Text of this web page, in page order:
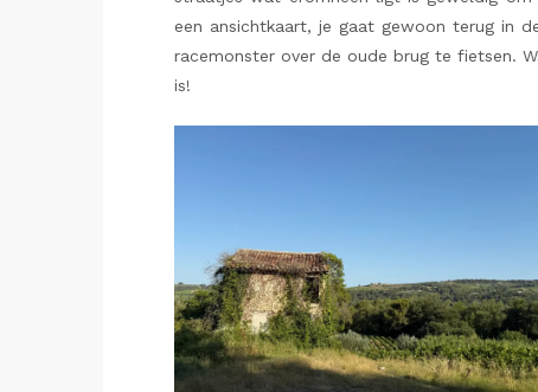
een ansichtkaart, je gaat gewoon terug in
racemonster over de oude brug te fietsen.
is!